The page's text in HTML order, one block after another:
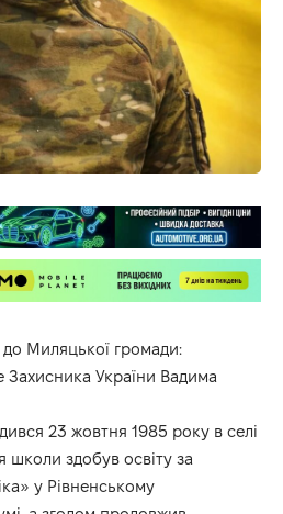
Миляцької громади:
Захисника України Вадима
23 жовтня 1985 року в селі
школи здобув освіту за
у Рівненському